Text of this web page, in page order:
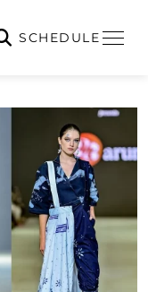
SCHEDULE